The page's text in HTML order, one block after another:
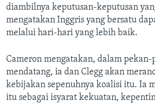
diambilnya keputusan-keputusan
mengatakan Inggris yang bersatu
melalui hari-hari yang lebih baik.
Cameron mengatakan, dalam pekan-
mendatang, ia dan Clegg akan
kebijakan sepenuhnya koalisi itu. Ia
itu sebagai isyarat kekuatan,